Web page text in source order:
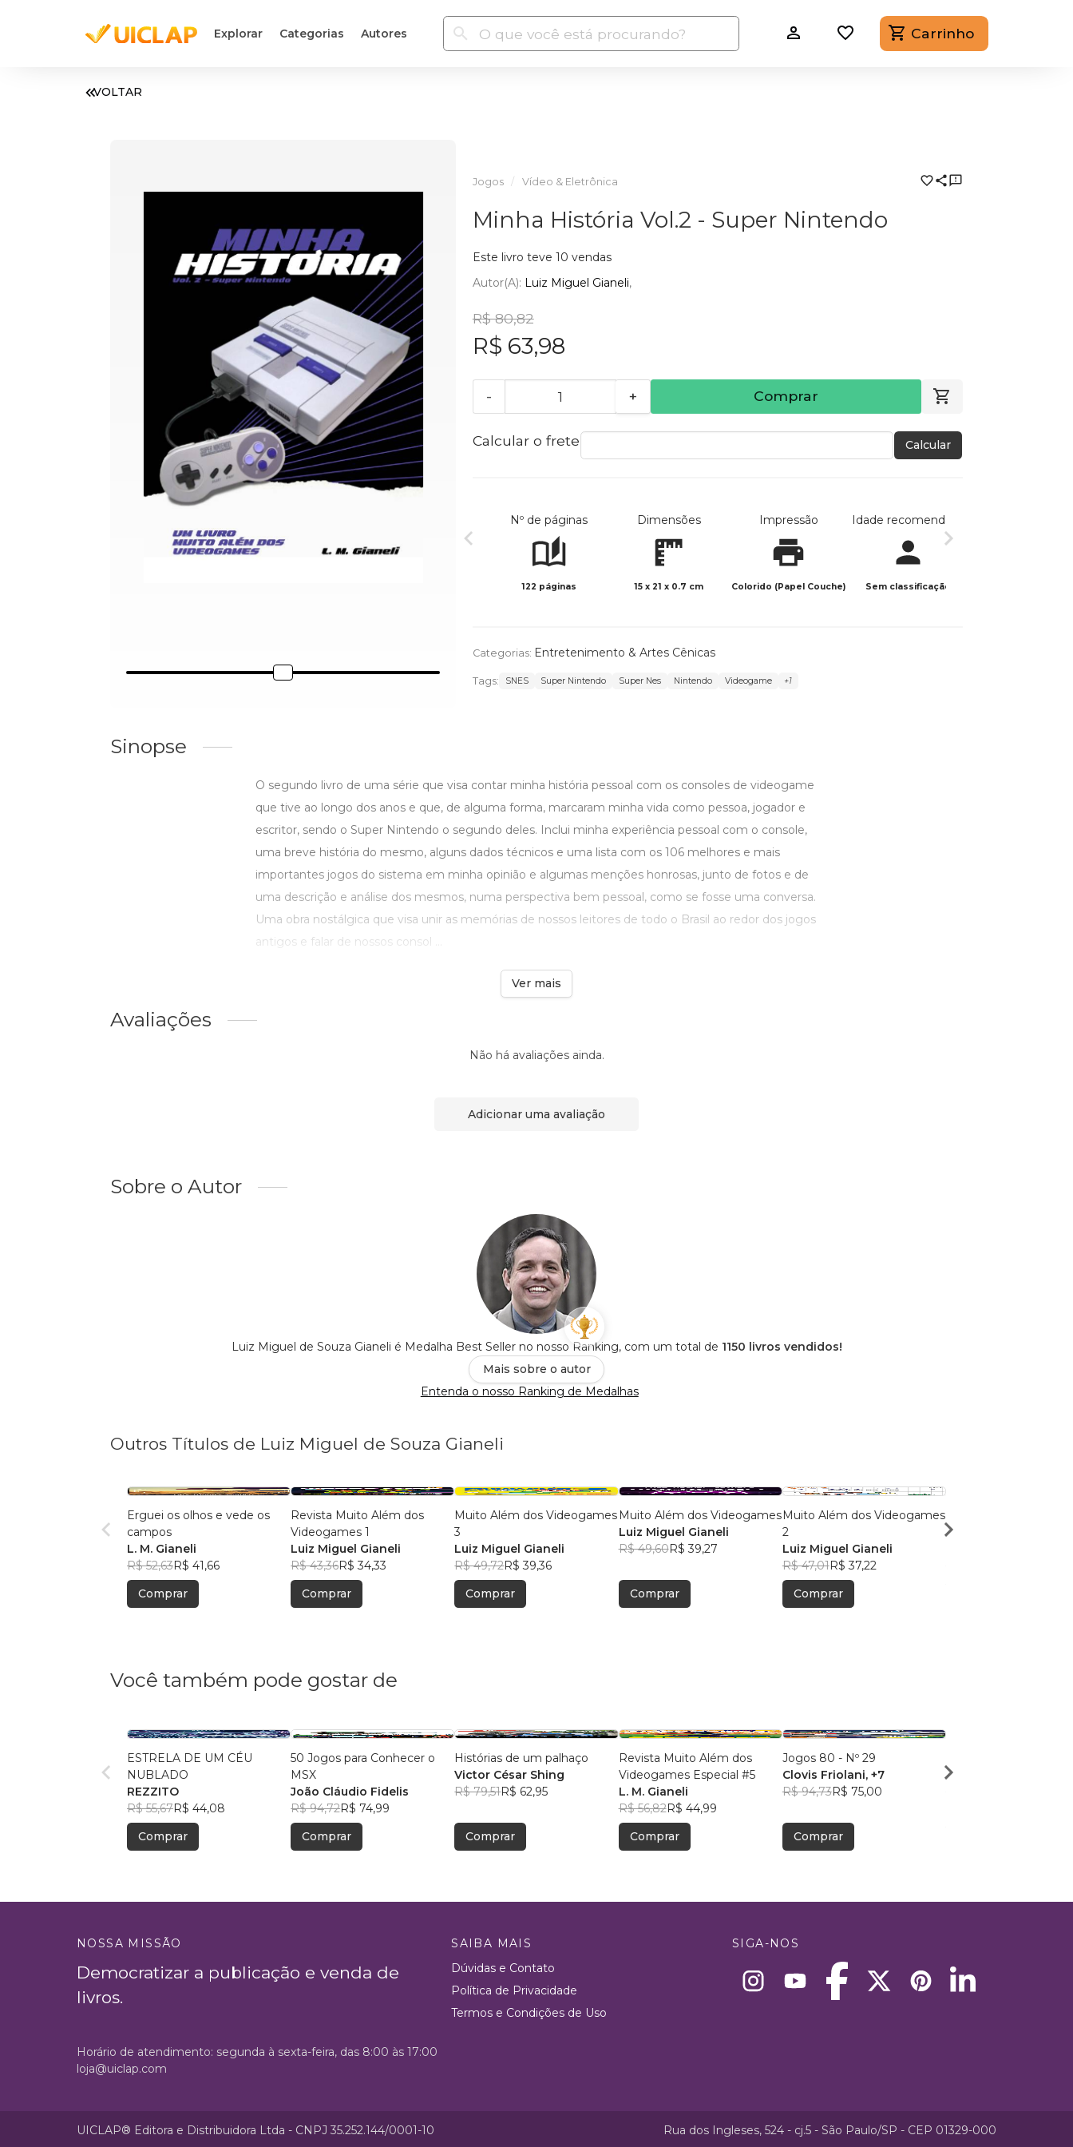
Explorar Categorias Autores Carrinho
VOLTAR
Jogos Vídeo & Eletrônica
Minha História Vol.2 - Super Nintendo
Este livro teve 10 vendas
Autor(a): Luiz Miguel Gianeli
R$ 80,82
R$ 63,98
- + Comprar
Calcular o frete Calcular
Nº de páginas
122 páginas
Dimensões
15 x 21 x 0.7 cm
Impressão
Colorido (Papel Couche)
Idade recomendada
Sem classificação
Categorias: Entretenimento & Artes Cênicas
Tags: SNES Super Nintendo Super Nes Nintendo Videogame +1
Sinopse
O segundo livro de uma série que visa contar minha história pessoal com os consoles de videogame
que tive ao longo dos anos e que, de alguma forma, marcaram minha vida como pessoa, jogador e
escritor, sendo o Super Nintendo o segundo deles. Inclui minha experiência pessoal com o console,
uma breve história do mesmo, alguns dados técnicos e uma lista com os 106 melhores e mais
importantes jogos do sistema em minha opinião e algumas menções honrosas, junto de fotos e de
uma descrição e análise dos mesmos, numa perspectiva bem pessoal, como se fosse uma conversa.
Uma obra nostálgica que visa unir as memórias de nossos leitores de todo o Brasil ao redor dos jogos
antigos e falar de nossos consol ...
Ver mais
Avaliações
Não há avaliações ainda.
Adicionar uma avaliação
Sobre o Autor
Luiz Miguel de Souza Gianeli é Medalha Best Seller no nosso Ranking, com um total de 1150 livros vendidos!
Mais sobre o autor
Entenda o nosso Ranking de Medalhas
Outros Títulos de Luiz Miguel de Souza Gianeli
Erguei os olhos e vede os
campos
L. M. Gianeli
R$ 52,63R$ 41,66
Comprar
Revista Muito Além dos
Videogames 1
Luiz Miguel Gianeli
R$ 43,36R$ 34,33
Comprar
Muito Além dos Videogames
3
Luiz Miguel Gianeli
R$ 49,72R$ 39,36
Comprar
Muito Além dos Videogames
Luiz Miguel Gianeli
R$ 49,60R$ 39,27
Comprar
Muito Além dos Videogames
2
Luiz Miguel Gianeli
R$ 47,01R$ 37,22
Comprar
Forasteiros
Você também pode gostar de
ESTRELA DE UM CÉU
NUBLADO
REZZITO
R$ 55,67R$ 44,08
Comprar
50 Jogos para Conhecer o
MSX
João Cláudio Fidelis
R$ 94,72R$ 74,99
Comprar
Histórias de um palhaço
Victor César Shing
R$ 79,51R$ 62,95
Comprar
Revista Muito Além dos
Videogames Especial #5
L. M. Gianeli
R$ 56,82R$ 44,99
Comprar
Jogos 80 - Nº 29
Clovis Friolani, +7
R$ 94,73R$ 75,00
Comprar
Clayton Bagattoli
NOSSA MISSÃO
Democratizar a publicação e venda de
livros.
SAIBA MAIS
Dúvidas e Contato
Política de Privacidade
Termos e Condições de Uso
SIGA-NOS
Horário de atendimento: segunda à sexta-feira, das 8:00 às 17:00
loja@uiclap.com
UICLAP® Editora e Distribuidora Ltda - CNPJ 35.252.144/0001-10 Rua dos Ingleses, 524 - cj.5 - São Paulo/SP - CEP 01329-000